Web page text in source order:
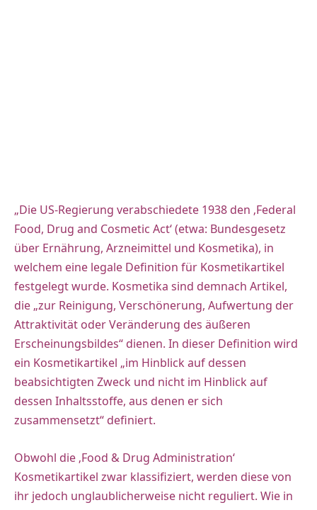
„Die US-Regierung verabschiedete 1938 den ‚Federal
Food, Drug and Cosmetic Act‘ (etwa: Bundesgesetz
über Ernährung, Arzneimittel und Kosmetika), in
welchem eine legale Definition für Kosmetikartikel
festgelegt wurde. Kosmetika sind demnach Artikel,
die „zur Reinigung, Verschönerung, Aufwertung der
Attraktivität oder Veränderung des äußeren
Erscheinungsbildes“ dienen. In dieser Definition wird
ein Kosmetikartikel „im Hinblick auf dessen
beabsichtigten Zweck und nicht im Hinblick auf
dessen Inhaltsstoffe, aus denen er sich
zusammensetzt“ definiert.
Obwohl die ‚Food & Drug Administration‘
Kosmetikartikel zwar klassifiziert, werden diese von
ihr jedoch unglaublicherweise nicht reguliert. Wie in